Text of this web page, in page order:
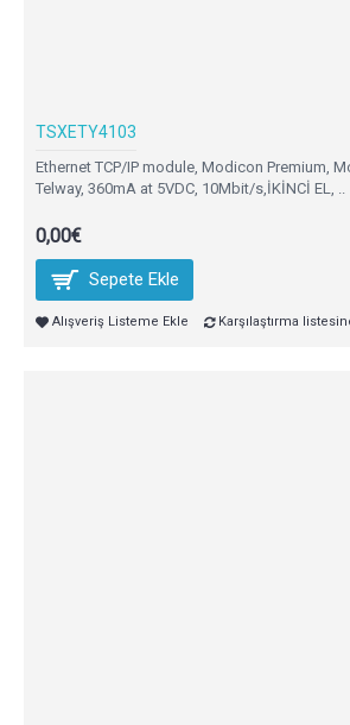
TSXETY4103
Ethernet TCP/IP module, Modicon Premium,
Telway, 360mA at 5VDC, 10Mbit/s,İKİNCİ EL, ..
0,00€
Sepete Ekle
Alışveriş Listeme Ekle Karşılaştırma